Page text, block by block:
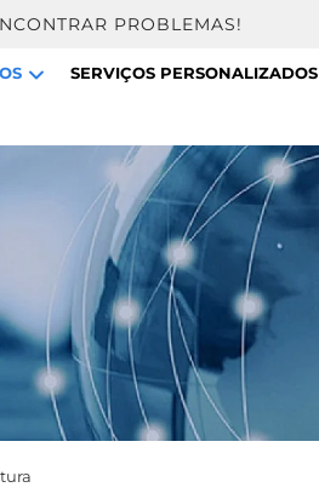
PROBLEMAS!
SERVIÇOS PERSONALIZADOS